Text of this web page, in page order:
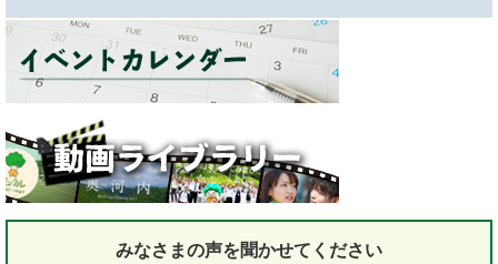
みなさまの声を聞かせてください